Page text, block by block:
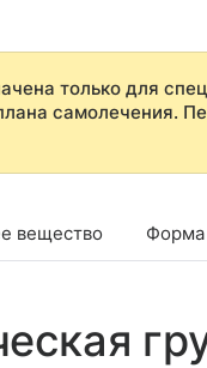
только для
самолечения.
вещество Форма